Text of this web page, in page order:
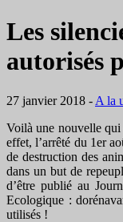
Les
autorisés
27 janvier 2018 - A la
Voilà une nouvelle
effet, l’arrêté du 1er
de destruction des
dans un but de
d’être publié au
Ecologique :
utilisés !